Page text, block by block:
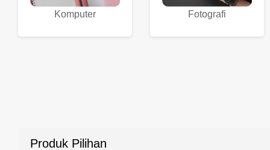
Komputer Fotografi
Produk Pilihan